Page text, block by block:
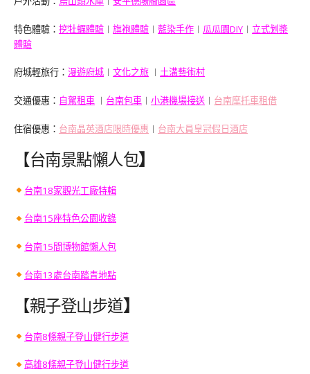
特色體驗： 挖牡蠣體驗 ︱ 旗袍體驗 ︱ 藍染手作 ︱ 瓜瓜園DIY ︱ 立式划槳
體驗
府城輕旅行： 漫遊府城 ︱ 文化之旅 ︱ 土溝藝術村
交通優惠： 自駕租車 ︱ 台南包車 ︱ 小港機場接送 ︱ 台南摩托車租借
住宿優惠： 台南晶英酒店限時優惠 ︱ 台南大員皇冠假日酒店
【台南景點懶人包】
台南18家觀光工廠特輯
台南15座特色公園收錄
台南15間博物館懶人包
台南13處台南踏青地點
【親子登山步道】
台南8條親子登山健行步道
高雄8條親子登山健行步道